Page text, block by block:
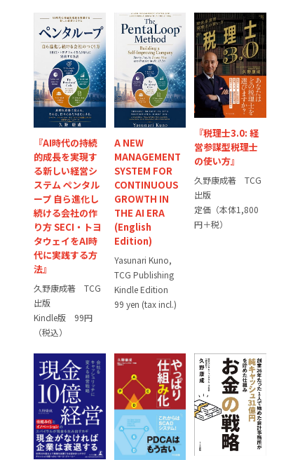
『AI時代の持続
的成長を実現す
る新しい経営シ
ステム ペンタル
ープ 自ら進化し
続ける会社の作
り方 SECI・トヨ
タウェイをAI時
代に実践する方
法』
久野康成著 TCG
出版
Kindle版 99円
（税込）
A NEW
MANAGEMENT
SYSTEM FOR
CONTINUOUS
GROWTH IN
THE AI ERA
(English
Edition)
Yasunari Kuno,
TCG Publishing
Kindle Edition
99 yen (tax incl.)
『税理士3.0: 経
営参謀型税理士
の使い方』
久野康成著 TCG
出版
定価（本体1,800
円＋税）